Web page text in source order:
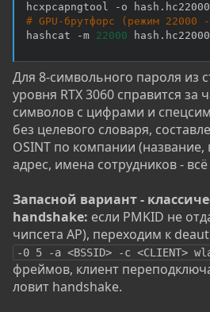
# GPU-брутфорс (режим 22000 -
hashcat -m 22000
Для 8-символьного пароля из
уровня RTX 3060 справится за
символов с цифрами и
без целевого словаря,
OSINT по компании (название,
адрес, имена сотрудников -
Запасной вариант -
handshake: если PMKID не
чипсета AP), переходим к
-0 5 -a <BSSID> -c <CLIENT>
фреймов, клиент
ловит handshake.